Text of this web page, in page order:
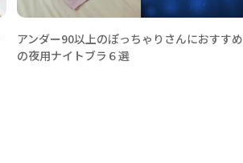
アンダー90以上のぽっちゃりさんにおすすめ
の夜用ナイトブラ６選